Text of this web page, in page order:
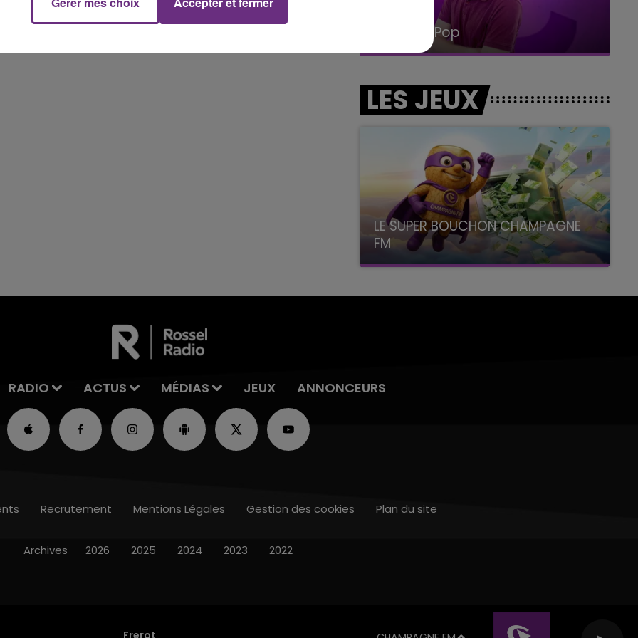
conviés !
14h00 - 15h00
La Radio Pop
LES JEUX
LE SUPER BOUCHON CHAMPAGNE
FM
avec La Famille Champagne FM, à 8H10
RADIO ACTUS MÉDIAS JEUX ANNONCEURS
Frerot
Recrutement Mentions Légales Gestion des cookies Plan du site
Archives 2026 2025 2024 2023 2022